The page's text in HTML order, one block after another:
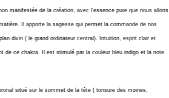
manifestée de la création, avec l'essence pure que nous allons
Il apporte la sagesse qui permet la commande de nos
divin ( le grand ordinateur central). Intuition, esprit clair et
de ce chakra. Il est stimulé par la couleur bleu indigo et la note
situé sur le sommet de la tête ( tonsure des moines,